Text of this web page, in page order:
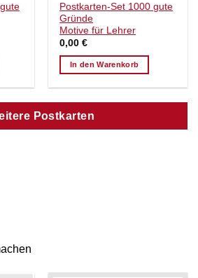
Postkarten-Set 1000 gute
Gründe
Motive für Lehrer
0,00€
In den Warenkorb
Postkarten